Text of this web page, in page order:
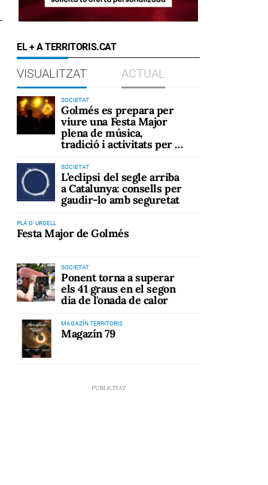
EL + A TERRITORIS.CAT
VISUALITZAT ACTUAL
SOCIETAT
Golmés es prepara per
viure una Festa Major
plena de música,
tradició i activitats per a
SOCIETAT
L’eclipsi del segle arriba
a Catalunya: consells per
gaudir-lo amb seguretat
PLA D' URGELL
Festa Major de Golmés
SOCIETAT
Ponent torna a superar
els 41 graus en el segon
dia de l'onada de calor
MAGAZÍN TERRITORIS
Magazín 79